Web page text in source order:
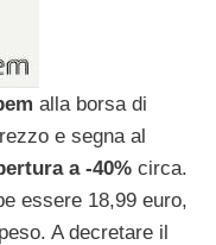
alla borsa di
e segna al
a -40% circa.
essere 18,99 euro,
A decretare il